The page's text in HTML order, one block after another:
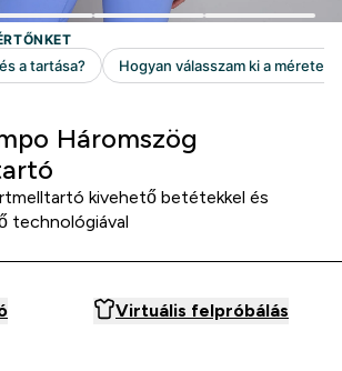
Háromszög
kivehető betétekkel és
technológiával
Virtuális felpróbálás